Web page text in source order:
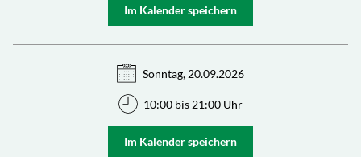
Im Kalender speichern
Sonntag, 20.09.2026
10:00 bis 21:00 Uhr
Im Kalender speichern